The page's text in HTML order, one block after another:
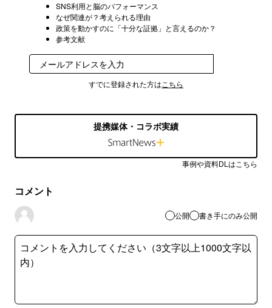
SNS利用と脳のパフォーマンス
なぜ関連が？考えられる理由
政策を動かすのに「十分な証拠」と言えるのか？
参考文献
すでに登録された方は こちら
提携媒体・コラボ実績
事例や資料DLはこちら
コメント
公開 書き手にのみ公開